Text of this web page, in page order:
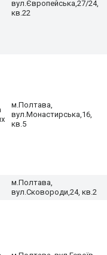
вул.Європейська,27/24,
кв.22
м.Полтава,
вул.Монастирська,16,
кв.5
м.Полтава,
вул.Сковороди,24, кв.2